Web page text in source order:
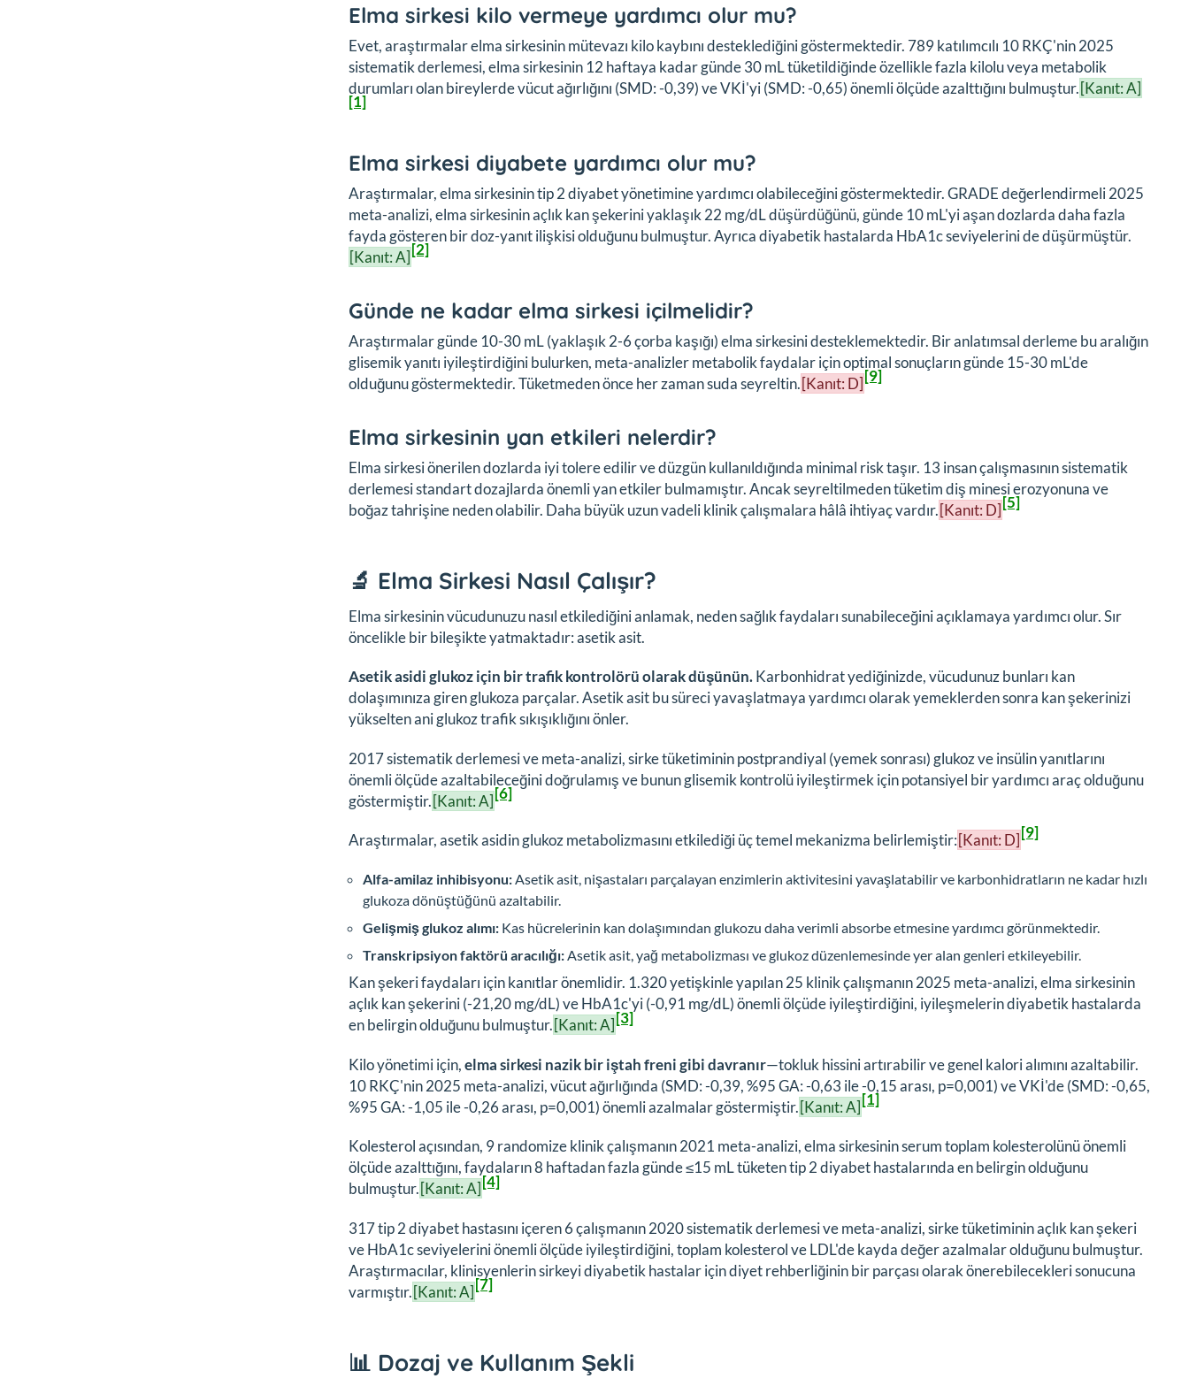
Elma sirkesi kilo vermeye yardımcı olur mu?
Evet, araştırmalar elma sirkesinin mütevazı kilo kaybını desteklediğini göstermektedir. 789 katılımcılı 10 RKÇ'nin 2025
sistematik derlemesi, elma sirkesinin 12 haftaya kadar günde 30 mL tüketildiğinde özellikle fazla kilolu veya metabolik
durumları olan bireylerde vücut ağırlığını (SMD: -0,39) ve VKİ'yi (SMD: -0,65) önemli ölçüde azalttığını bulmuştur.[Kanıt: A]
[1]
Elma sirkesi diyabete yardımcı olur mu?
Araştırmalar, elma sirkesinin tip 2 diyabet yönetimine yardımcı olabileceğini göstermektedir. GRADE değerlendirmeli 2025
meta-analizi, elma sirkesinin açlık kan şekerini yaklaşık 22 mg/dL düşürdüğünü, günde 10 mL'yi aşan dozlarda daha fazla
fayda gösteren bir doz-yanıt ilişkisi olduğunu bulmuştur. Ayrıca diyabetik hastalarda HbA1c seviyelerini de düşürmüştür.
[Kanıt: A][2]
Günde ne kadar elma sirkesi içilmelidir?
Araştırmalar günde 10-30 mL (yaklaşık 2-6 çorba kaşığı) elma sirkesini desteklemektedir. Bir anlatımsal derleme bu aralığın
glisemik yanıtı iyileştirdiğini bulurken, meta-analizler metabolik faydalar için optimal sonuçların günde 15-30 mL'de
olduğunu göstermektedir. Tüketmeden önce her zaman suda seyreltin.[Kanıt: D][9]
Elma sirkesinin yan etkileri nelerdir?
Elma sirkesi önerilen dozlarda iyi tolere edilir ve düzgün kullanıldığında minimal risk taşır. 13 insan çalışmasının sistematik
derlemesi standart dozajlarda önemli yan etkiler bulmamıştır. Ancak seyreltilmeden tüketim diş minesi erozyonuna ve
boğaz tahrişine neden olabilir. Daha büyük uzun vadeli klinik çalışmalara hâlâ ihtiyaç vardır.[Kanıt: D][5]
🔬 Elma Sirkesi Nasıl Çalışır?
Elma sirkesinin vücudunuzu nasıl etkilediğini anlamak, neden sağlık faydaları sunabileceğini açıklamaya yardımcı olur. Sır
öncelikle bir bileşikte yatmaktadır: asetik asit.
Asetik asidi glukoz için bir trafik kontrolörü olarak düşünün.Karbonhidrat yediğinizde, vücudunuz bunları kan
dolaşımınıza giren glukoza parçalar. Asetik asit bu süreci yavaşlatmaya yardımcı olarak yemeklerden sonra kan şekerinizi
yükselten ani glukoz trafik sıkışıklığını önler.
2017 sistematik derlemesi ve meta-analizi, sirke tüketiminin postprandiyal (yemek sonrası) glukoz ve insülin yanıtlarını
önemli ölçüde azaltabileceğini doğrulamış ve bunun glisemik kontrolü iyileştirmek için potansiyel bir yardımcı araç olduğunu
göstermiştir.[Kanıt: A][6]
Araştırmalar, asetik asidin glukoz metabolizmasını etkilediği üç temel mekanizma belirlemiştir:[Kanıt: D][9]
Alfa-amilaz inhibisyonu:Asetik asit, nişastaları parçalayan enzimlerin aktivitesini yavaşlatabilir ve karbonhidratların ne kadar hızlı
glukoza dönüştüğünü azaltabilir.
Gelişmiş glukoz alımı: Kas hücrelerinin kan dolaşımından glukozu daha verimli absorbe etmesine yardımcı görünmektedir.
Transkripsiyon faktörü aracılığı:Asetik asit, yağ metabolizması ve glukoz düzenlemesinde yer alan genleri etkileyebilir.
Kan şekeri faydaları için kanıtlar önemlidir. 1.320 yetişkinle yapılan 25 klinik çalışmanın 2025 meta-analizi, elma sirkesinin
açlık kan şekerini (-21,20 mg/dL) ve HbA1c'yi (-0,91 mg/dL) önemli ölçüde iyileştirdiğini, iyileşmelerin diyabetik hastalarda
en belirgin olduğunu bulmuştur.[Kanıt: A][3]
Kilo yönetimi için,elma sirkesi nazik bir iştah freni gibi davranır—tokluk hissini artırabilir ve genel kalori alımını azaltabilir.
10 RKÇ'nin 2025 meta-analizi, vücut ağırlığında (SMD: -0,39, %95 GA: -0,63 ile -0,15 arası, p=0,001) ve VKİ'de (SMD: -0,65,
%95 GA: -1,05 ile -0,26 arası, p=0,001) önemli azalmalar göstermiştir.[Kanıt: A][1]
Kolesterol açısından, 9 randomize klinik çalışmanın 2021 meta-analizi, elma sirkesinin serum toplam kolesterolünü önemli
ölçüde azalttığını, faydaların 8 haftadan fazla günde ≤15 mL tüketen tip 2 diyabet hastalarında en belirgin olduğunu
bulmuştur.[Kanıt: A][4]
317 tip 2 diyabet hastasını içeren 6 çalışmanın 2020 sistematik derlemesi ve meta-analizi, sirke tüketiminin açlık kan şekeri
ve HbA1c seviyelerini önemli ölçüde iyileştirdiğini, toplam kolesterol ve LDL'de kayda değer azalmalar olduğunu bulmuştur.
Araştırmacılar, klinisyenlerin sirkeyi diyabetik hastalar için diyet rehberliğinin bir parçası olarak önerebilecekleri sonucuna
varmıştır.[Kanıt: A][7]
📊 Dozaj ve Kullanım Şekli